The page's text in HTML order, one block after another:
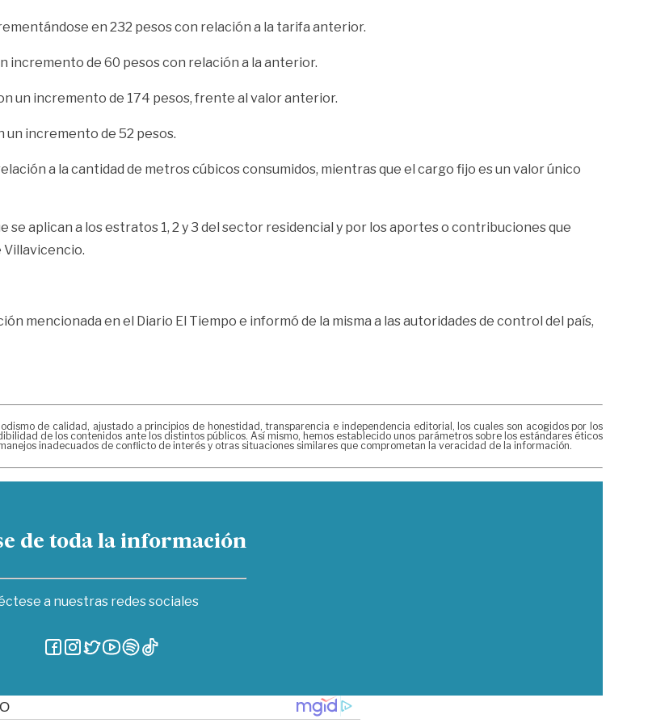
en 232 pesos con relación a la tarifa anterior.
incremento de 60 pesos con relación a la anterior.
un incremento de 174 pesos, frente al valor anterior.
un incremento de 52 pesos.
a la cantidad de metros cúbicos consumidos, mientras que el cargo fijo es un valor único
aplican a los estratos 1, 2 y 3 del sector residencial y por los aportes o contribuciones que
Villavicencio.
mencionada en el Diario El Tiempo e informó de la misma a las autoridades de control del país,
de calidad, ajustado a principios de honestidad, transparencia e independencia editorial, los cuales son acogidos por los
de los contenidos ante los distintos públicos. Así mismo, hemos establecido unos parámetros sobre los estándares éticos
inadecuados de conflicto de interés y otras situaciones similares que comprometan la veracidad de la información.
de toda la información
a nuestras redes sociales